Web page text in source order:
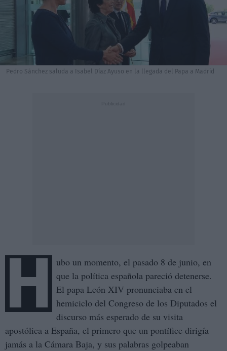
Pedro Sánchez saluda a Isabel Díaz Ayuso en la llegada del Papa a Madrid
H ubo un momento, el pasado 8 de junio, en
que la política española pareció detenerse.
El papa León XIV pronunciaba en el
hemiciclo del Congreso de los Diputados el
discurso más esperado de su visita
apostólica a España, el primero que un pontífice dirigía
jamás a la Cámara Baja, y sus palabras golpeaban